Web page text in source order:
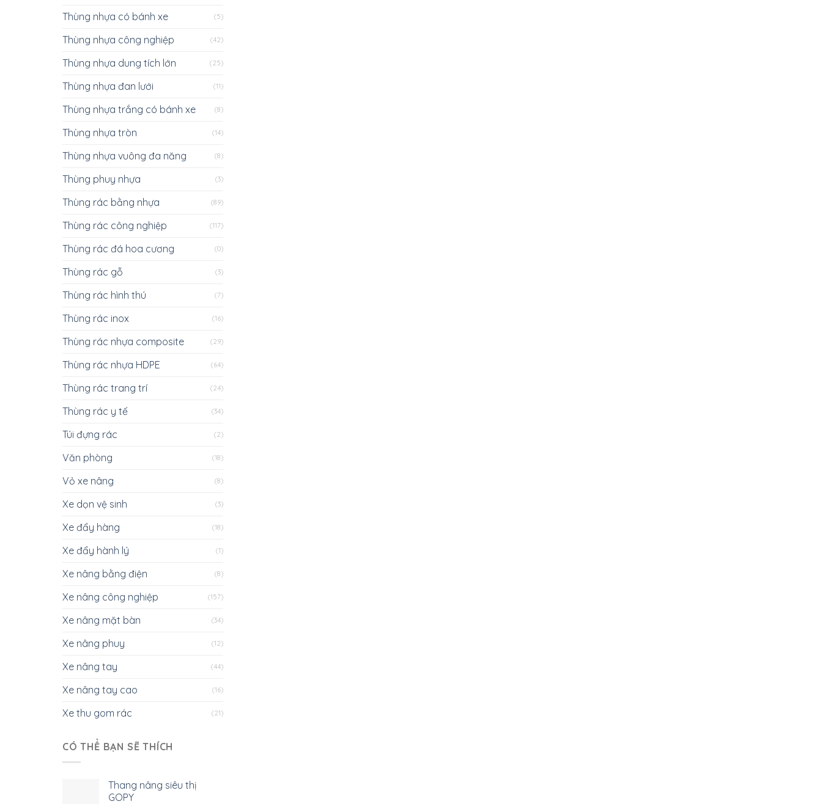
Thùng nhựa có bánh xe (5)
Thùng nhựa công nghiệp (42)
Thùng nhựa dung tích lớn (25)
Thùng nhựa đan lưới (11)
Thùng nhựa trắng có bánh xe (8)
Thùng nhựa tròn (14)
Thùng nhựa vuông đa năng (8)
Thùng phuy nhựa (3)
Thùng rác bằng nhựa (89)
Thùng rác công nghiệp (117)
Thùng rác đá hoa cương (0)
Thùng rác gỗ (3)
Thùng rác hình thú (7)
Thùng rác inox (16)
Thùng rác nhựa composite (29)
Thùng rác nhựa HDPE (64)
Thùng rác trang trí (24)
Thùng rác y tế (34)
Túi đựng rác (2)
Văn phòng (18)
Vỏ xe nâng (8)
Xe dọn vệ sinh (3)
Xe đẩy hàng (18)
Xe đẩy hành lý (1)
Xe nâng bằng điện (8)
Xe nâng công nghiệp (157)
Xe nâng mặt bàn (34)
Xe nâng phuy (12)
Xe nâng tay (44)
Xe nâng tay cao (16)
Xe thu gom rác (21)
CÓ THỂ BẠN SẼ THÍCH
Thang nâng siêu thị
GOPY